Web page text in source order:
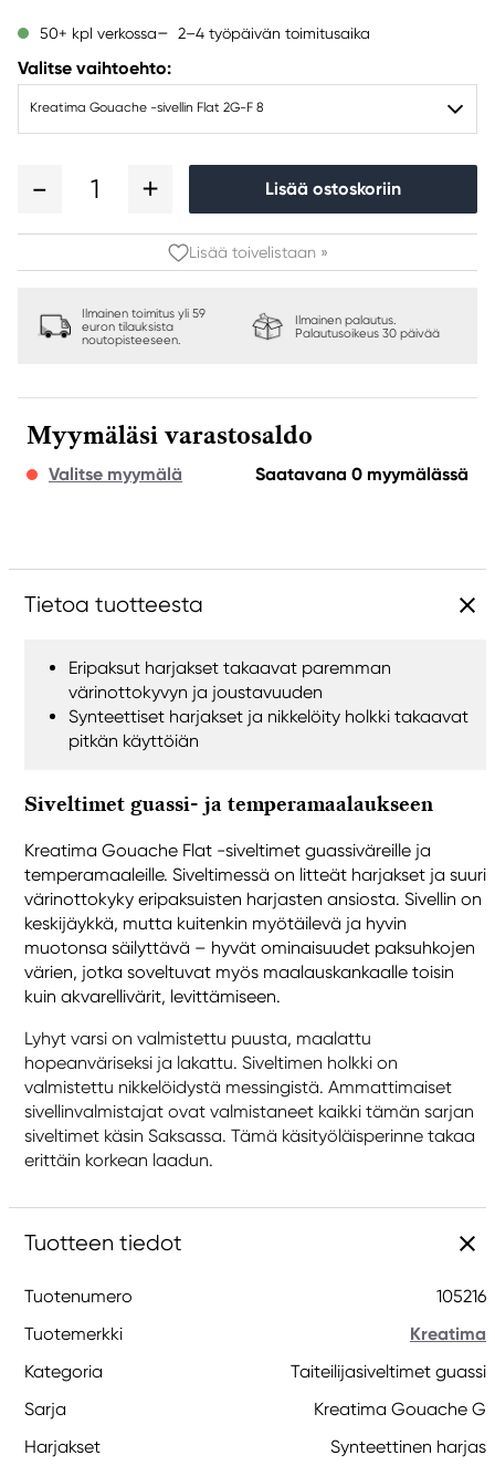
50+ kpl verkossa 2–4 työpäivän toimitusaika
Valitse vaihtoehto:
Kreatima Gouache -sivellin Flat 2G-F 8
1 Lisää ostoskoriin
Lisää toivelistaan »
Ilmainen toimitus yli 59
euron tilauksista
noutopisteeseen.
Ilmainen palautus.
Palautusoikeus 30 päivää
Myymäläsi varastosaldo
Valitse myymälä Saatavana 0 myymälässä
Tietoa tuotteesta
Eripaksut harjakset takaavat paremman
värinottokyvyn ja joustavuuden
Synteettiset harjakset ja nikkelöity holkki takaavat
pitkän käyttöiän
Siveltimet guassi- ja temperamaalaukseen
Kreatima Gouache Flat -siveltimet guassiväreille ja
temperamaaleille. Siveltimessä on litteät harjakset ja suuri
värinottokyky eripaksuisten harjasten ansiosta. Sivellin on
keskijäykkä, mutta kuitenkin myötäilevä ja hyvin
muotonsa säilyttävä – hyvät ominaisuudet paksuhkojen
värien, jotka soveltuvat myös maalauskankaalle toisin
kuin akvarellivärit, levittämiseen.
Lyhyt varsi on valmistettu puusta, maalattu
hopeanväriseksi ja lakattu. Siveltimen holkki on
valmistettu nikkelöidystä messingistä. Ammattimaiset
sivellinvalmistajat ovat valmistaneet kaikki tämän sarjan
siveltimet käsin Saksassa. Tämä käsityöläisperinne takaa
erittäin korkean laadun.
Tuotteen tiedot
Tuotenumero
105216
Tuotemerkki
Kreatima
Kategoria
Taiteilijasiveltimet guassi
Sarja
Kreatima Gouache G
Harjakset
Synteettinen harjas